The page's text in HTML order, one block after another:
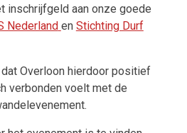
inschrijfgeld aan onze goede
Nederland en Stichting Durf
Overloon hierdoor positief
verbonden voelt met de